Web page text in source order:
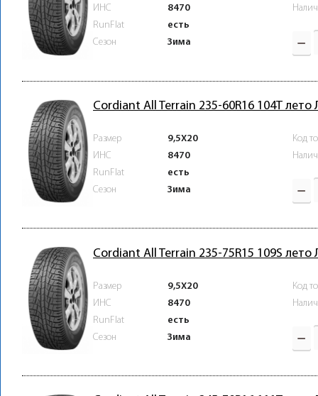
ИНС
8470
RunFlat
есть
Сезон
Зима
Cordiant All Terrain 235-60R16 104T лето
Размер
9,5X20
ИНС
8470
RunFlat
есть
Сезон
Зима
Код
Cordiant All Terrain 235-75R15 109S лето
Размер
9,5X20
ИНС
8470
RunFlat
есть
Сезон
Зима
Код